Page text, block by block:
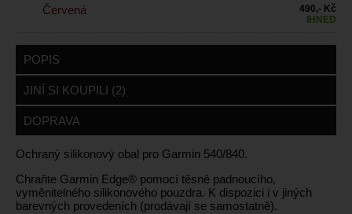
Červená
490,- Kč
IHNED
POPIS
JINÍ SI KOUPILI (2)
DOPRAVA
Ochraný silikonový obal pro Garmin 540/840.
Chraňte Garmin Edge® pomocí těsně padnoucího,
vyměnitelného silikonového pouzdra. K dispozici i v jiných
barevných provedeních (prodávají se samostatně).